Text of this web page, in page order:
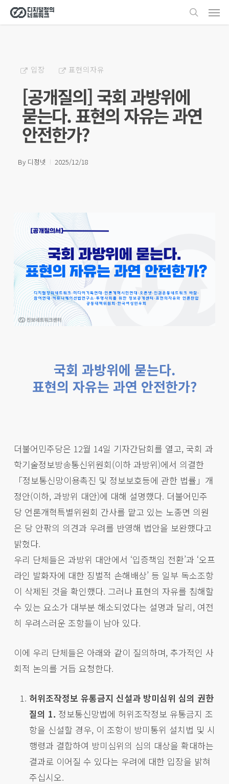
Skip
to
search
입장 표현의자유
[공개질의] 국회 과방위에
묻는다. 표현의 자유는 과연
안전한가?
By 디정넷 2025/12/18
국회 과방위에 묻는다.
표현의 자유는 과연 안전한가?
더불어민주당은 12월 14일 기자간담회를 열고, 국회 과
학기술정보방송통신위원회(이하 과방위)에서 의결한
「정보통신망이용촉진 및 정보보호등에 관한 법률」개
정안(이하, 과방위 대안)에 대해 설명했다. 더불어민주
당 언론개혁특별위원회 간사를 맡고 있는 노종면 의원
은 당 안팎의 의견과 우려를 반영해 법안을 보완했다고
밝혔다.
우리 단체들은 과방위 대안에서 ‘입증책임 전환’과 ‘오프
라인 발화자에 대한 징벌적 손해배상’ 등 일부 독소조항
이 삭제된 것을 확인했다. 그러나 표현의 자유를 침해할
수 있는 요소가 대부분 해소되었다는 설명과 달리, 여전
히 우려스러운 조항들이 남아 있다.
이에 우리 단체들은 아래와 같이 질의하며, 추가적인 사
회적 논의를 거듭 요청한다.
허위조작정보 유통금지 신설과 방미심위 심의 권한
질의 1. 정보통신망법에 허위조작정보 유통금지 조
항을 신설할 경우, 이 조항이 방미통위 설치법 및 시
행령과 결합하여 방미심위의 심의 대상을 확대하는
결과로 이어질 수 있다는 우려에 대한 입장을 밝혀
주십시오.